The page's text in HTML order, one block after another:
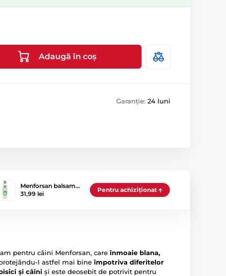
Adaugă în coș
Garanție: 24 luni
Menforsan balsam…
31,99 lei
Pentru achiziționat
pentru câini Menforsan, care înmoaie blana,
l astfel mai bine împotriva diferitelor
și câini și este deosebit de potrivit pentru